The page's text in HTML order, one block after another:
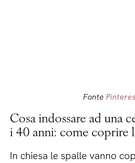
Fonte
Cosa indossare ad una
i 40 anni: come coprire
In chiesa le spalle vanno